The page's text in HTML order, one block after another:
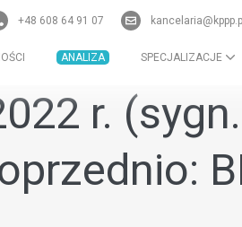
+48 608 64 91 07 kancelaria@kppp.pl
ANALIZA SPECJALIZACJE
r.